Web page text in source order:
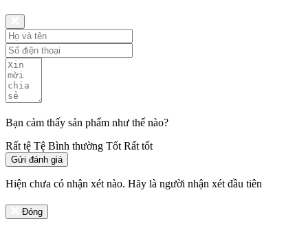
Bạn cảm thấy sản phẩm như thế nào?
Rất tệ Tệ Bình thường Tốt Rất tốt
Gửi đánh giá
Hiện chưa có nhận xét nào. Hãy là người nhận xét đầu tiên
Đóng